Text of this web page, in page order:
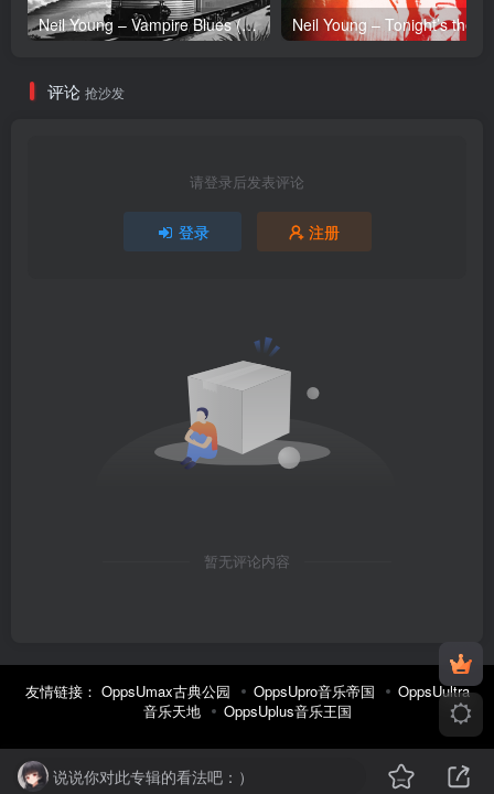
Neil Young – Vampire Blues (Live) – Single(054391239303)【24bit／96.0kHz】土耳其区
评论 抢沙发
请登录后发表评论
登录 注册
暂无评论内容
友情链接： OppsUmax古典公园 OppsUpro音乐帝国
OppsUultra
音乐天地
OppsUplus音乐王国
说说你对此专辑的看法吧：）